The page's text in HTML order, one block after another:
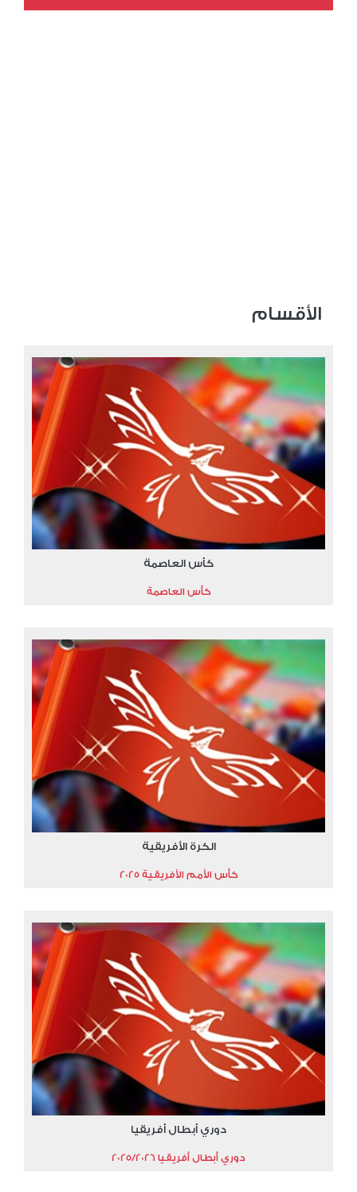
الأقسام
كأس العاصمة
كأس العاصمة
الكرة الأفريقية
كأس الأمم الأفريقية 2025
دوري أبطال أفريقيا
دوري أبطال أفريقيا 2025/2026